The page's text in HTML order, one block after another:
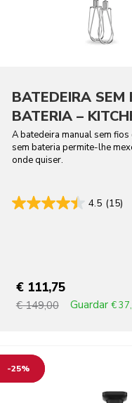
BATEDEIRA SEM
BATERIA –
A batedeira manual sem
sem bateria permite-lhe
onde quiser.
4.5 (15)
€ 111,75
€ 149,00 Guardar €
-25%